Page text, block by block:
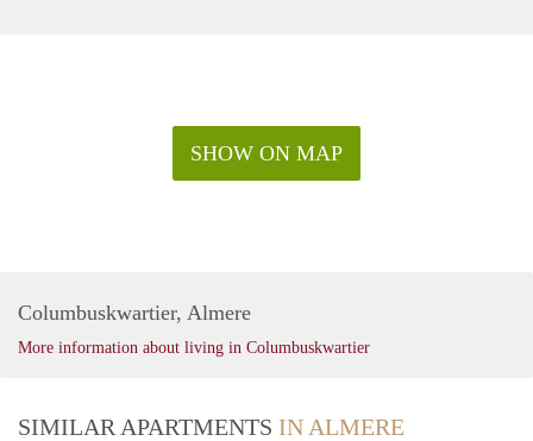
SHOW ON MAP
Columbuskwartier, Almere
More information about living in Columbuskwartier
SIMILAR APARTMENTS IN ALMERE